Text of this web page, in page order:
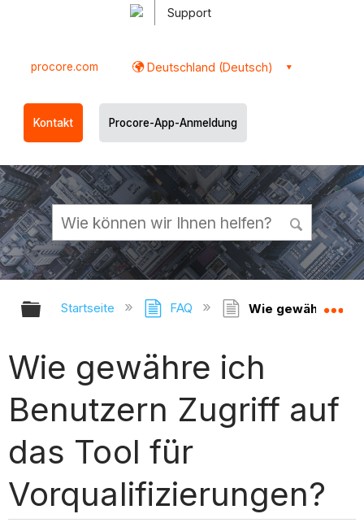
Support
procore.com Deutschland (Deutsch)
Kontakt Procore-App-Anmeldung
Globale Hierarchie auf- und
Startseite FAQ Wie gewähre ich
Wie gewähre ich
Benutzern Zugriff auf
das Tool für
Vorqualifizierungen?